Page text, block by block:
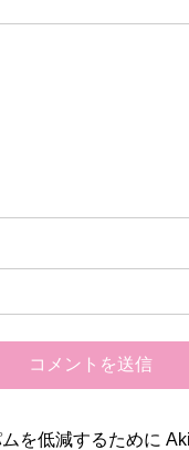
を低減するために